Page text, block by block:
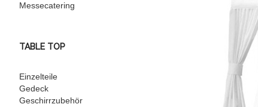
Messecatering
TABLE TOP
Einzelteile
Gedeck
Geschirrzubehör